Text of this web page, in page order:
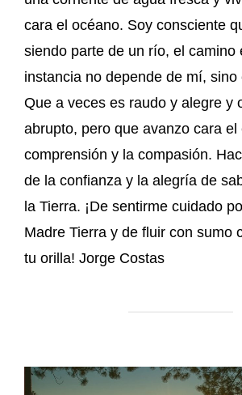
cara el océano. Soy consciente
siendo parte de un río, el camino
instancia no depende de mí, sino
Que a veces es raudo y alegre y
abrupto, pero que avanzo cara el
comprensión y la compasión.
de la confianza y la alegría de
la Tierra. ¡De sentirme cuidado
Madre Tierra y de fluir con sumo
tu orilla! Jorge Costas